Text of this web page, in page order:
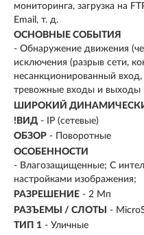
мониторинга, загрузка на
Email, т. д.
ОСНОВНЫЕ СОБЫТИЯ
- Обнаружение движения
исключения (разрыв сети,
несанкционированный
тревожные входы и выходы
ШИРОКИЙ
!ВИД - IP (сетевые)
ОБЗОР - Поворотные
ОСОБЕННОСТИ
- Влагозащищенные; С
настройками изображения;
РАЗРЕШЕНИЕ - 2 Мп
РАЗЪЕМЫ / СЛОТЫ
-
ТИП 1 - Уличные